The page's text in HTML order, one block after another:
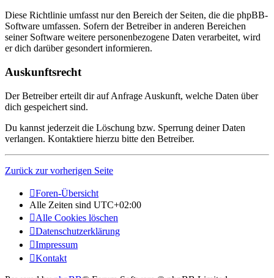
Diese Richtlinie umfasst nur den Bereich der Seiten, die die phpBB-
Software umfassen. Sofern der Betreiber in anderen Bereichen
seiner Software weitere personenbezogene Daten verarbeitet, wird
er dich darüber gesondert informieren.
Auskunftsrecht
Der Betreiber erteilt dir auf Anfrage Auskunft, welche Daten über
dich gespeichert sind.
Du kannst jederzeit die Löschung bzw. Sperrung deiner Daten
verlangen. Kontaktiere hierzu bitte den Betreiber.
Zurück zur vorherigen Seite
Foren-Übersicht
Alle Zeiten sind UTC+02:00
Alle Cookies löschen
Datenschutzerklärung
Impressum
Kontakt